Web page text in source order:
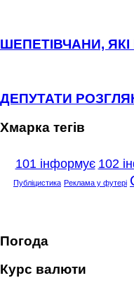
ШЕПЕТІВЧАНИ,
ДЕПУТАТИ
Хмарка тегів
101 інформує 102
Публіцистика Реклама у футері
Погода
Курс валюти